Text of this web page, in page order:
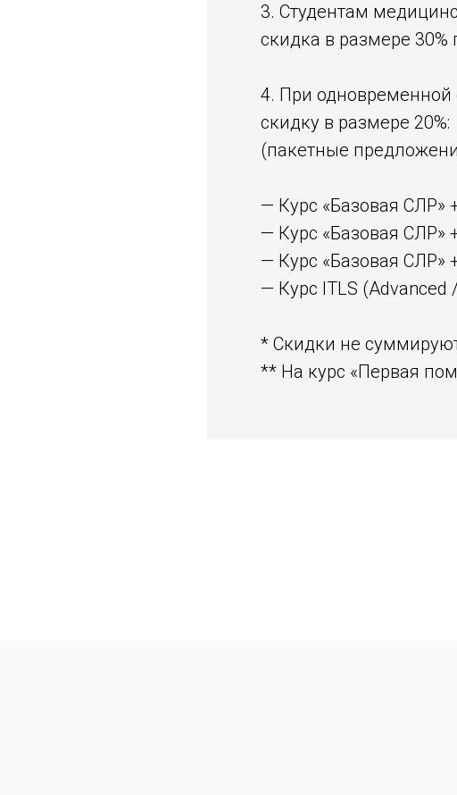
3. Студентам
скидка в размере
4. При одновременной
скидку в размере 20%:
(пакетные
— Курс «Базовая СЛР»
— Курс «Базовая
— Курс «Базовая СЛР»
— Курс ITLS (Advanced
* Скидки не
** На курс «Первая